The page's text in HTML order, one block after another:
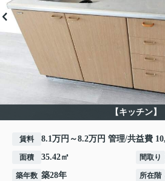
【キッチン】
賃料 8.1万円～8.2万円 管理/共益費
面積 35.42㎡ 間取り
築年数 築28年 所在階